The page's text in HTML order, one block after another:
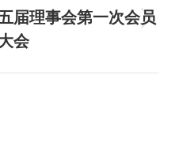
：
届理事会第一次会员
会